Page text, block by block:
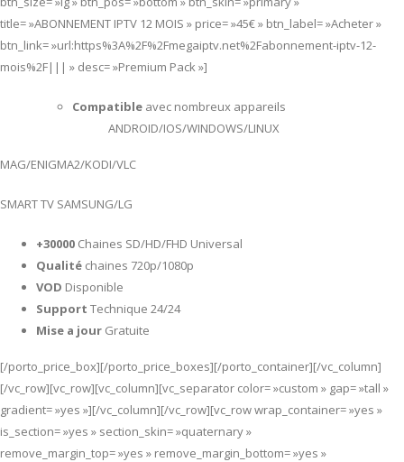
title= »ABONNEMENT IPTV 12 MOIS » price= »45€ » btn_label= »Acheter »
btn_link= »url:https%3A%2F%2Fmegaiptv.net%2Fabonnement-iptv-12-
mois%2F||| » desc= »Premium Pack »]
Compatible avec nombreux appareils
ANDROID/IOS/WINDOWS/LINUX
MAG/ENIGMA2/KODI/VLC
SMART TV SAMSUNG/LG
+30000 Chaines SD/HD/FHD Universal
Qualité chaines 720p/1080p
VOD Disponible
Support Technique 24/24
Mise a jour Gratuite
[/porto_price_box][/porto_price_boxes][/porto_container][/vc_column]
[/vc_row][vc_row][vc_column][vc_separator color= »custom » gap= »tall »
gradient= »yes »][/vc_column][/vc_row][vc_row wrap_container= »yes »
is_section= »yes » section_skin= »quaternary »
remove_margin_top= »yes » remove_margin_bottom= »yes »